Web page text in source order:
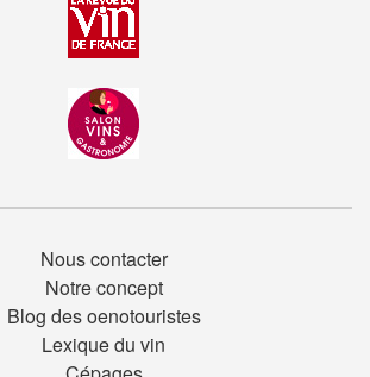
Nous contacter
Notre concept
Blog des oenotouristes
Lexique du vin